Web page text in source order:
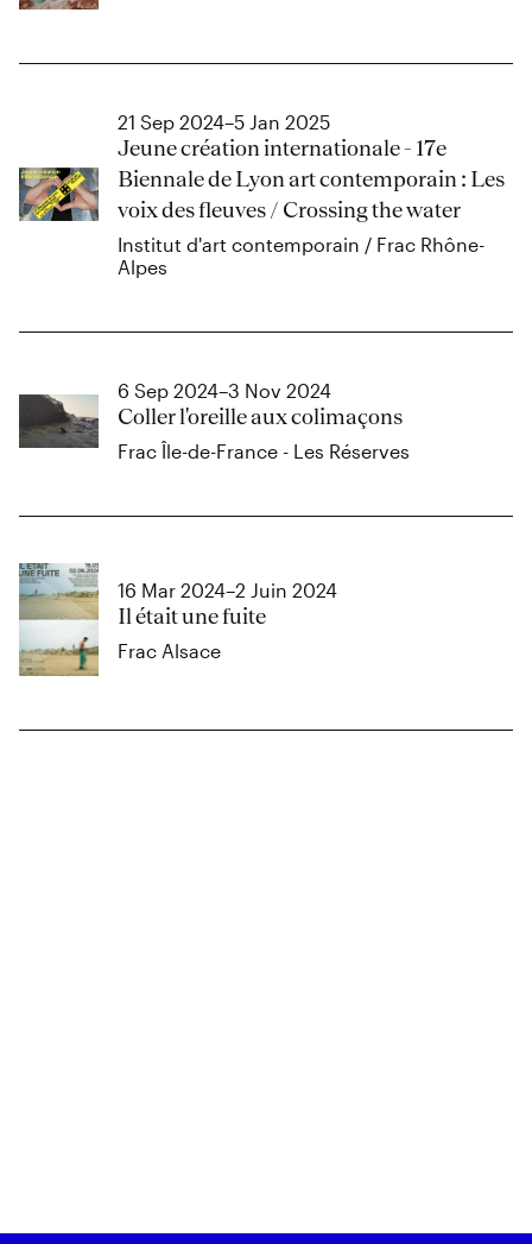
21 Sep 2024–5 Jan 2025
Jeune création internationale - 17e
Biennale de Lyon art contemporain : Les
voix des fleuves / Crossing the water
Institut d'art contemporain / Frac Rhône-
Alpes
6 Sep 2024–3 Nov 2024
Coller l'oreille aux colimaçons
Frac Île-de-France - Les Réserves
16 Mar 2024–2 Juin 2024
Il était une fuite
Frac Alsace